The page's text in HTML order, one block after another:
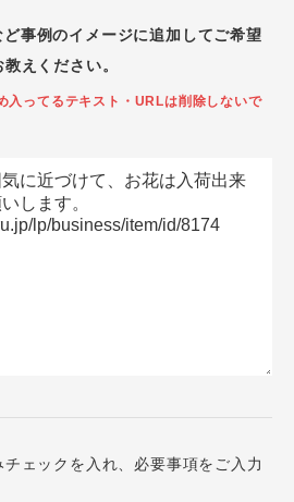
事例のイメージに追加してご希望
えください。
入ってるテキスト・URLは削除しないで
ェックを入れ、必要事項をご入力